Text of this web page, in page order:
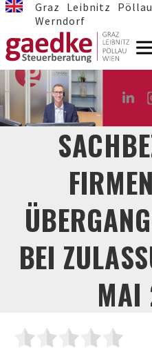
Graz Leibnitz Pöllau
Werndorf
BEI